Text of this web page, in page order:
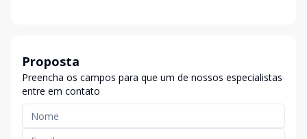
Proposta
Preencha os campos para que um de nossos especialistas
entre em contato